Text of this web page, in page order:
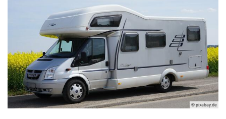
© pixabay.de